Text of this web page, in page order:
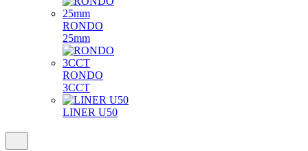
RONDO
25mm
RONDO
3CCT
LINER U50